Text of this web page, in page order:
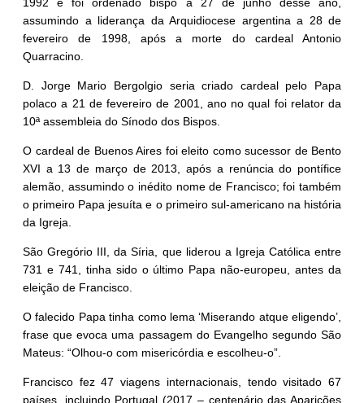
1992 e foi ordenado bispo a 27 de junho desse ano,
assumindo a liderança da Arquidiocese argentina a 28 de
fevereiro de 1998, após a morte do cardeal Antonio
Quarracino.
D. Jorge Mario Bergolgio seria criado cardeal pelo Papa
polaco a 21 de fevereiro de 2001, ano no qual foi relator da
10ª assembleia do Sínodo dos Bispos.
O cardeal de Buenos Aires foi eleito como sucessor de Bento
XVI a 13 de março de 2013, após a renúncia do pontífice
alemão, assumindo o inédito nome de Francisco; foi também
o primeiro Papa jesuíta e o primeiro sul-americano na história
da Igreja.
São Gregório III, da Síria, que liderou a Igreja Católica entre
731 e 741, tinha sido o último Papa não-europeu, antes da
eleição de Francisco.
O falecido Papa tinha como lema ‘Miserando atque eligendo’,
frase que evoca uma passagem do Evangelho segundo São
Mateus: “Olhou-o com misericórdia e escolheu-o”.
Francisco fez 47 viagens internacionais, tendo visitado 67
países, incluindo Portugal (2017 – centenário das Aparições